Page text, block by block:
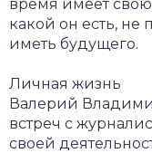
время имеет
какой он есть, не
иметь будущего.
Личная жизнь
Валерий
встреч с
своей